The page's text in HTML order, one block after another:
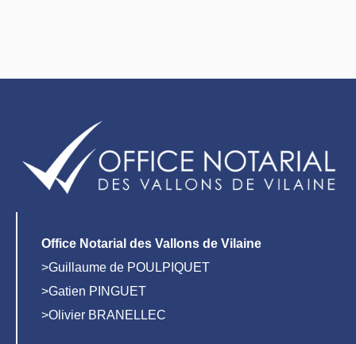
Office Notarial des Vallons de Vilaine
>Guillaume de POULPIQUET
>Gatien PINGUET
>Olivier BRANELLEC